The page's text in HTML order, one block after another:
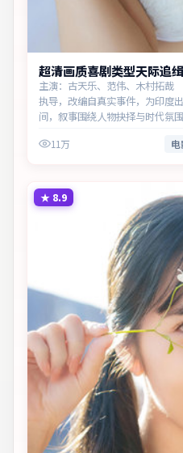
超清画质喜剧类型天际追
主演：古天乐、范伟、木村拓
执导，改编自真实事件，为印度
间，叙事围绕人物抉择与时代氛
11万 电
★ 8.9